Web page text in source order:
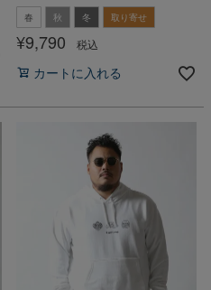
春 秋 冬 取り寄せ
¥9,790 税込
カートに入れる